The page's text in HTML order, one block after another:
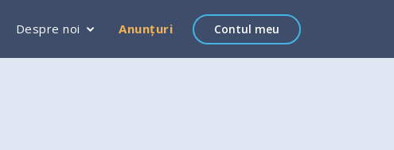
Despre noi Anunțuri Contul meu